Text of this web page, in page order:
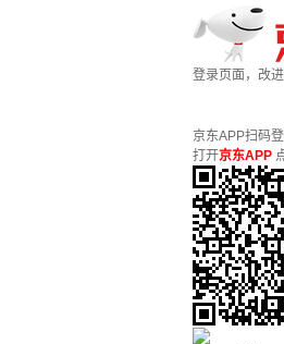
登录页面，改
京东APP扫码
打开京东APP